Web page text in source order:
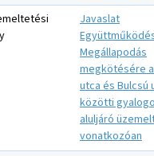
Javaslat
Megállapodás
megkötésére
utca és Bulcsú
közötti
aluljáró
vonatkozóan